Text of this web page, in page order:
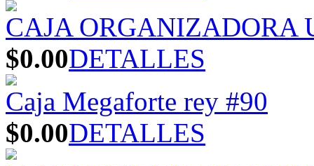
CAJA ORGANIZADORA
$0.00DETALLES
Caja Megaforte rey #90
$0.00DETALLES